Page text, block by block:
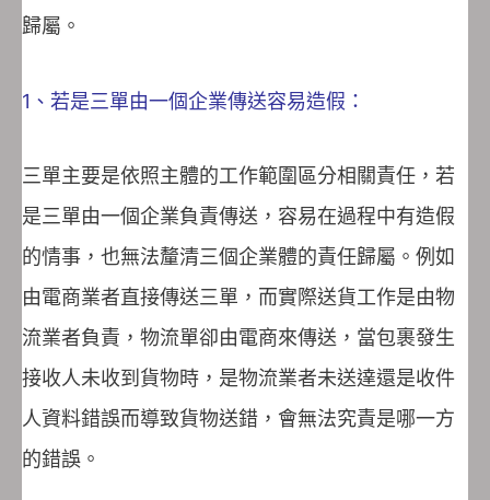
歸屬。
1、若是三單由一個企業傳送容易造假：
三單主要是依照主體的工作範圍區分相關責任，若
是三單由一個企業負責傳送，容易在過程中有造假
的情事，也無法釐清三個企業體的責任歸屬。例如
由電商業者直接傳送三單，而實際送貨工作是由物
流業者負責，物流單卻由電商來傳送，當包裹發生
接收人未收到貨物時，是物流業者未送達還是收件
人資料錯誤而導致貨物送錯，會無法究責是哪一方
的錯誤。